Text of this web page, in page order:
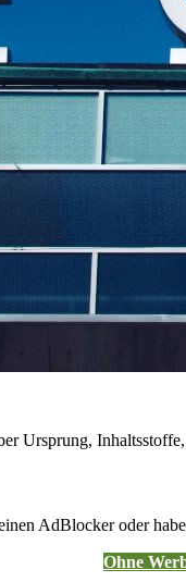
Ursprung,
AdBlocker oder
Ohne